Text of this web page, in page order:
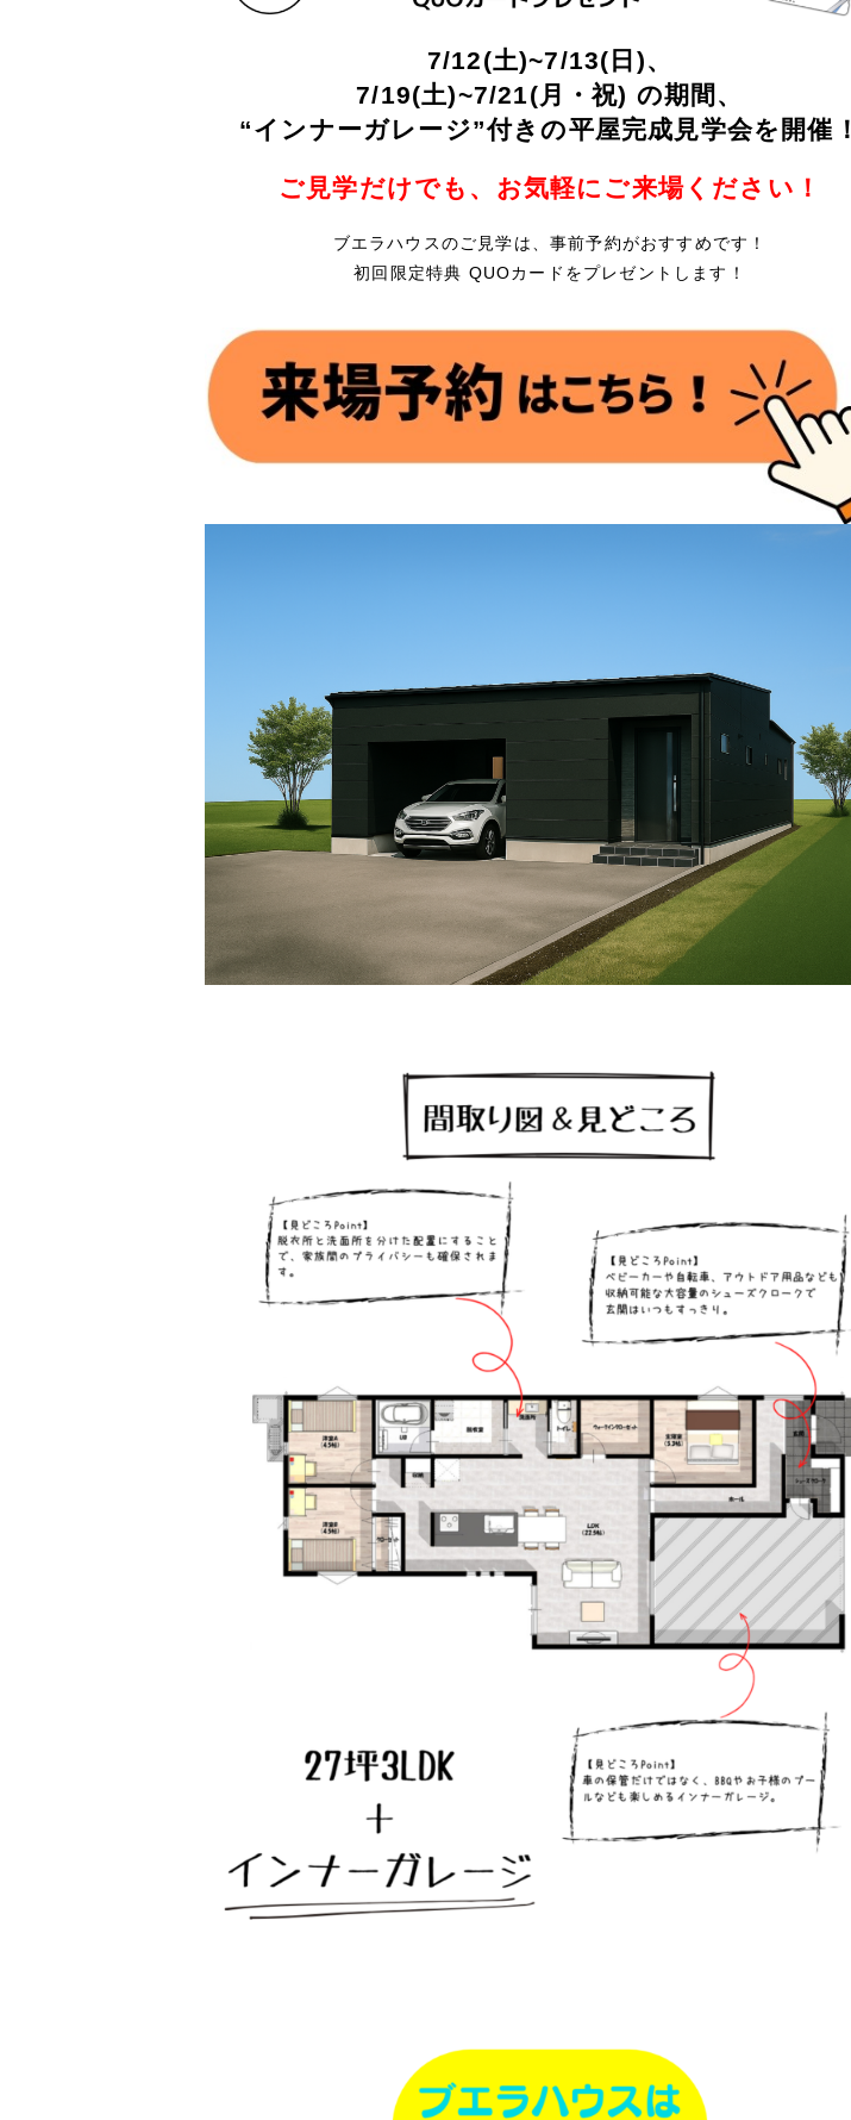
7/12(土)~7/13(日)、
7/19(土)~7/21(月・祝) の期間、
“インナーガレージ”付きの平屋完成見学会を開催！
ご見学だけでも、お気軽にご来場ください！
ブエラハウスのご見学は、事前予約がおすすめです！
初回限定特典 QUOカードをプレゼントします！